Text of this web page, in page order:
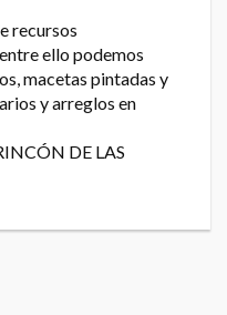
recursos
ello podemos
macetas pintadas y
y arreglos en
DE LAS